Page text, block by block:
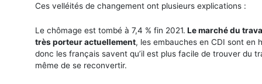
Ces velléités de changement ont plusieurs explications :
Le chômage est tombé à 7,4 % fin 2021. Le marché du
très porteur actuellement, les embauches en CDI sont en
donc les français savent qu’il est plus facile de trouver du
même de se reconvertir.